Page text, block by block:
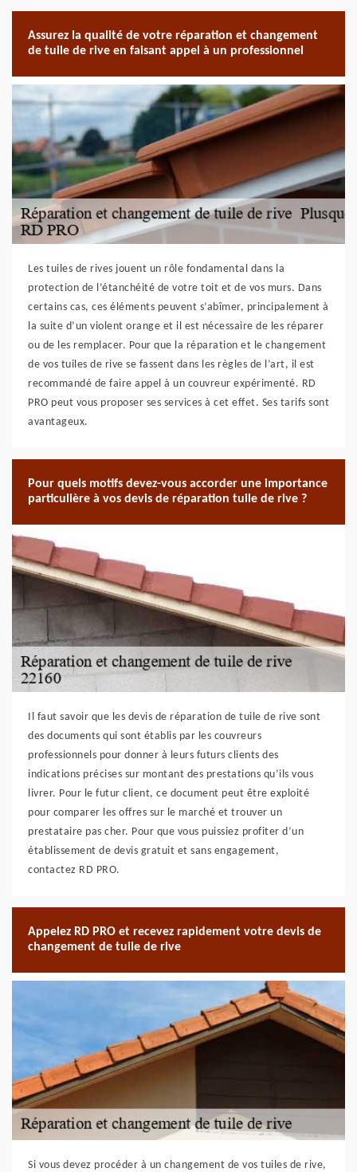
Assurez la qualité de votre réparation et changement
de tuile de rive en faisant appel à un professionnel
Les tuiles de rives jouent un rôle fondamental dans la
protection de l’étanchéité de votre toit et de vos murs. Dans
certains cas, ces éléments peuvent s’abîmer, principalement à
la suite d’un violent orange et il est nécessaire de les réparer
ou de les remplacer. Pour que la réparation et le changement
de vos tuiles de rive se fassent dans les règles de l’art, il est
recommandé de faire appel à un couvreur expérimenté. RD
PRO peut vous proposer ses services à cet effet. Ses tarifs sont
avantageux.
Pour quels motifs devez-vous accorder une importance
particulière à vos devis de réparation tuile de rive ?
Il faut savoir que les devis de réparation de tuile de rive sont
des documents qui sont établis par les couvreurs
professionnels pour donner à leurs futurs clients des
indications précises sur montant des prestations qu’ils vous
livrer. Pour le futur client, ce document peut être exploité
pour comparer les offres sur le marché et trouver un
prestataire pas cher. Pour que vous puissiez profiter d’un
établissement de devis gratuit et sans engagement,
contactez RD PRO.
Appelez RD PRO et recevez rapidement votre devis de
changement de tuile de rive
Si vous devez procéder à un changement de vos tuiles de rive,